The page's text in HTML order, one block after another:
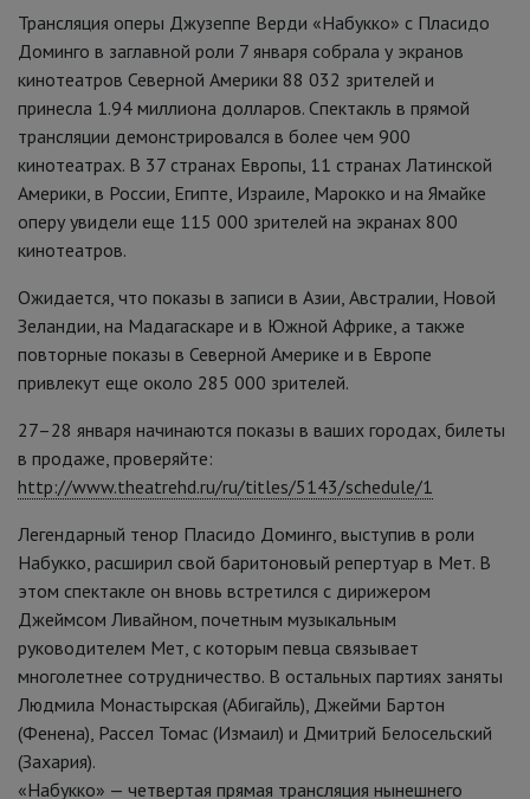
Трансляция оперы Джузеппе Верди «Набукко» с Пласидо
Доминго в заглавной роли 7 января собрала у экранов
кинотеатров Северной Америки 88 032 зрителей и
принесла 1.94 миллиона долларов. Спектакль в прямой
трансляции демонстрировался в более чем 900
кинотеатрах. В 37 странах Европы, 11 странах Латинской
Америки, в России, Египте, Израиле, Марокко и на Ямайке
оперу увидели еще 115 000 зрителей на экранах 800
кинотеатров.
Ожидается, что показы в записи в Азии, Австралии, Новой
Зеландии, на Мадагаскаре и в Южной Африке, а также
повторные показы в Северной Америке и в Европе
привлекут еще около 285 000 зрителей.
27–28 января начинаются показы в ваших городах, билеты
в продаже, проверяйте:
http://www.theatrehd.ru/ru/titles/5143/schedule/1
Легендарный тенор Пласидо Доминго, выступив в роли
Набукко, расширил свой баритоновый репертуар в Мет. В
этом спектакле он вновь встретился с дирижером
Джеймсом Ливайном, почетным музыкальным
руководителем Мет, с которым певца связывает
многолетнее сотрудничество. В остальных партиях заняты
Людмила Монастырская (Абигайль), Джейми Бартон
(Фенена), Рассел Томас (Измаил) и Дмитрий Белосельский
(Захария).
«Набукко» — четвертая прямая трансляция нынешнего